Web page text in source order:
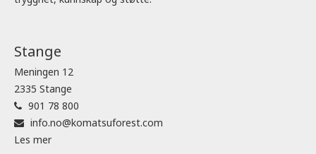
Stange
Meningen 12
2335 Stange
901 78 800
info.no@komatsuforest.com
Les mer